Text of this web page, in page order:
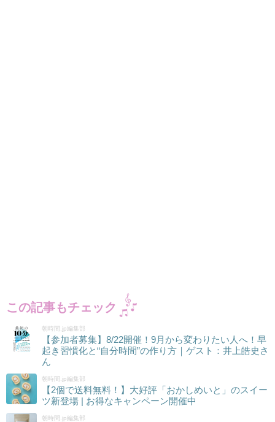
この記事もチェック
朝時間.jp編集部
【参加者募集】8/22開催！9月から変わりたい人へ！早
起き習慣化と“自分時間”の作り方｜ゲスト：井上皓史さ
ん
朝時間.jp編集部
【2個で送料無料！】大好評「おかしめいと」のスイー
ツ新登場 | お得なキャンペーン開催中
朝時間.jp編集部